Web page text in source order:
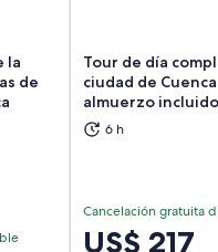
la
de
en una nueva pestaña
Tour de día
ciudad de
almuerzo incluido
6 h
Cancelación gratuita
ElUS$ 217